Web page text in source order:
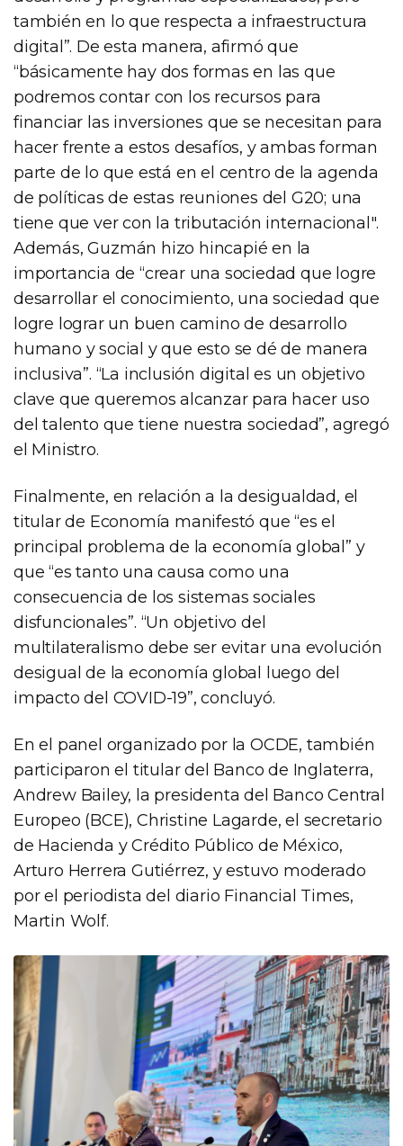
también en lo que respecta a infraestructura
digital”. De esta manera, afirmó que
“básicamente hay dos formas en las que
podremos contar con los recursos para
financiar las inversiones que se necesitan para
hacer frente a estos desafíos, y ambas forman
parte de lo que está en el centro de la agenda
de políticas de estas reuniones del G20; una
tiene que ver con la tributación internacional".
Además, Guzmán hizo hincapié en la
importancia de “crear una sociedad que logre
desarrollar el conocimiento, una sociedad que
logre lograr un buen camino de desarrollo
humano y social y que esto se dé de manera
inclusiva”. “La inclusión digital es un objetivo
clave que queremos alcanzar para hacer uso
del talento que tiene nuestra sociedad”, agregó
el Ministro.
Finalmente, en relación a la desigualdad, el
titular de Economía manifestó que “es el
principal problema de la economía global” y
que “es tanto una causa como una
consecuencia de los sistemas sociales
disfuncionales”. “Un objetivo del
multilateralismo debe ser evitar una evolución
desigual de la economía global luego del
impacto del COVID-19”, concluyó.
En el panel organizado por la OCDE, también
participaron el titular del Banco de Inglaterra,
Andrew Bailey, la presidenta del Banco Central
Europeo (BCE), Christine Lagarde, el secretario
de Hacienda y Crédito Público de México,
Arturo Herrera Gutiérrez, y estuvo moderado
por el periodista del diario Financial Times,
Martin Wolf.